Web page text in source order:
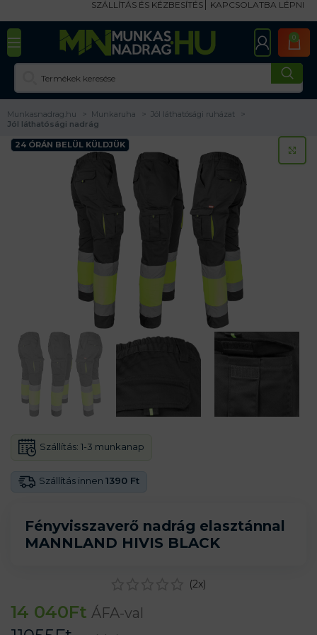
SZÁLLÍTÁS ÉS KÉZBESÍTÉS KAPCSOLATBA LÉPNI
0
Munkasnadrag.hu Munkaruha
Jól láthatósági ruházat
Jól láthatósági nadrág
24 ÓRÁN BELÜL KÜLDJÜK
Fényvisszaverő nadrág elasztánnal
MANNLAND HIVIS BLACK
Szállítás innen 1390 Ft
Szállítás: 1-3 munkanap
(2x)
14 040Ft ÁFA-val